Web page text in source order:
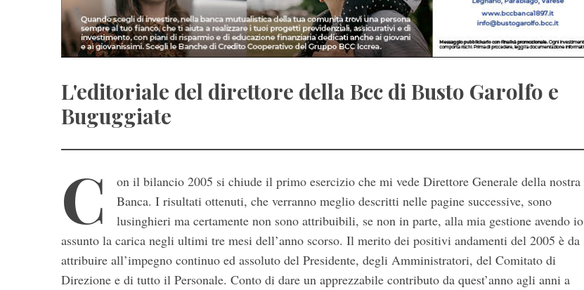
L'editoriale del direttore della Bcc di Busto Garolfo e
Buguggiate
C
on il bilancio 2005 si chiude il primo esercizio che mi vede Direttore Generale della nostra
Banca. I risultati ottenuti, che verranno meglio descritti nelle pagine successive, sono
lusinghieri ma certamente non sono attribuibili, se non in parte, alla mia gestione avendo io
assunto la carica negli ultimi tre mesi dell’anno scorso. Il merito dei positivi andamenti del 2005 è da
attribuire all’impegno continuo ed assoluto del Presidente, degli Amministratori, del Comitato di
Direzione e di tutto il Personale. Conto di dare un apprezzabile contributo da quest’anno agli anni a
a
r
c
r
: